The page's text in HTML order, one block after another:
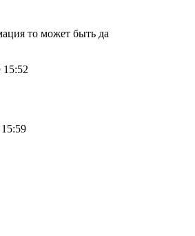
то может быть да
15:52